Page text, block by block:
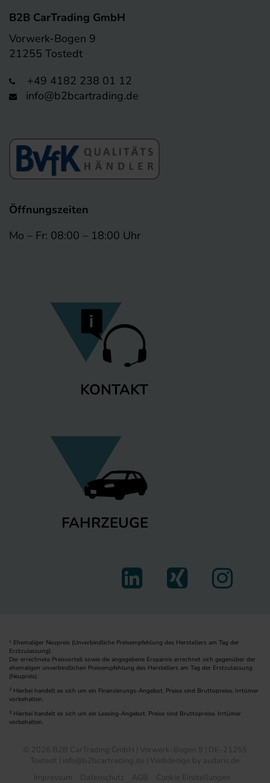
B2B CarTrading GmbH
Vorwerk-Bogen 9
21255 Tostedt
+49 4182 238 01 12
info@b2bcartrading.de
Öffnungszeiten
Mo – Fr: 08:00 – 18:00 Uhr
KONTAKT
FAHRZEUGE
1
Ehemaliger Neupreis (Unverbindliche Preisempfehlung des Herstellers am Tag der
Erstzulassung).
Der errechnete Preisvorteil sowie die angegebene Ersparnis errechnet sich gegenüber der
ehemaligen unverbindlichen Preisempfehlung des Herstellers am Tag der Erstzulassung
(Neupreis).
2 Hierbei handelt es sich um ein Finanzierungs-Angebot. Preise sind Bruttopreise. Irrtümer
vorbehalten.
3 Hierbei handelt es sich um ein Leasing-Angebot. Preise sind Bruttopreise. Irrtümer
vorbehalten.
© 2026 B2B CarTrading GmbH | Vorwerk-Bogen 9 | DE-21255
Tostedt | info@b2bcartrading.de | Webdesign by audaris.de
Impressum
Datenschutz AGB Cookie Einstellungen